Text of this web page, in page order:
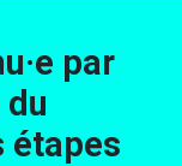
par
du
étapes